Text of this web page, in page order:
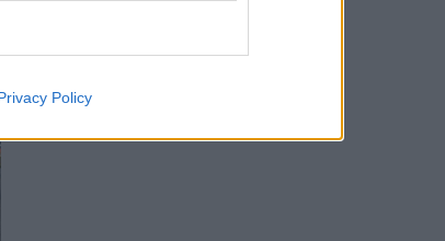
Policy